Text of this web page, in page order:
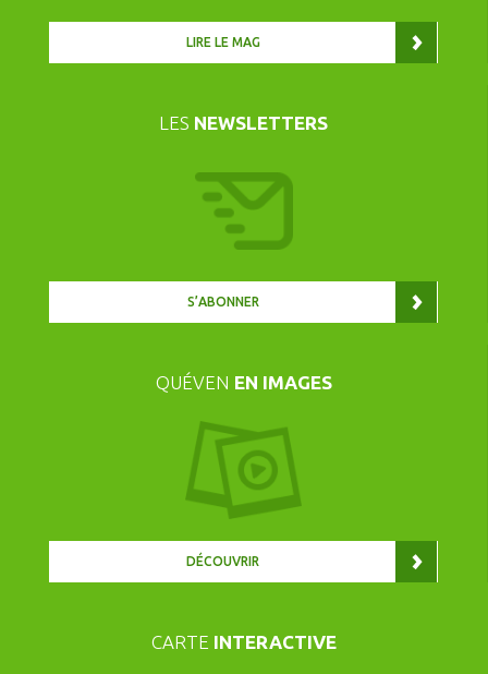
LIRE LE MAG
LES NEWSLETTERS
S’ABONNER
QUÉVEN EN IMAGES
DÉCOUVRIR
CARTE INTERACTIVE